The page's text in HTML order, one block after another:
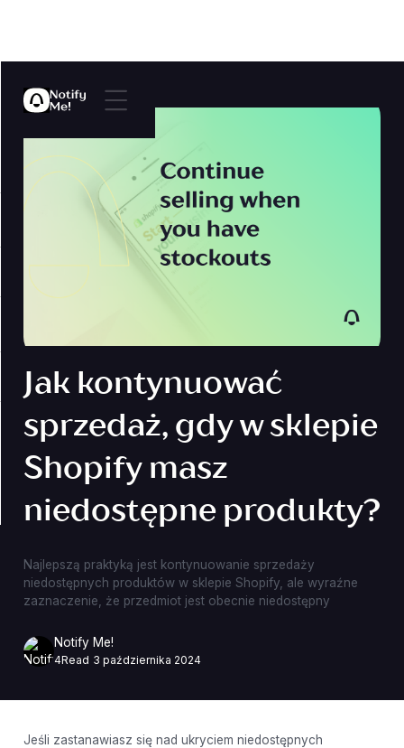
Jak kontynuować
sprzedaż, gdy w sklepie
Shopify masz
niedostępne produkty?
Najlepszą praktyką jest kontynuowanie sprzedaży
niedostępnych produktów w sklepie Shopify, ale wyraźne
zaznaczenie, że przedmiot jest obecnie niedostępny
Notify Me!
4Read 3 października 2024
Jeśli zastanawiasz się nad ukryciem niedostępnych